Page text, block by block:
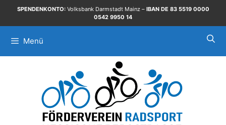
ZumSPENDENKONTO:Volksbank Darmstadt Mainz – IBAN DE 83 5519 0000
0542 9950 14
Menü